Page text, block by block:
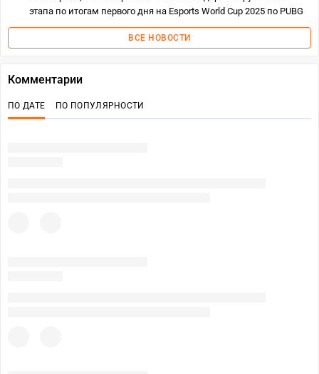
этапа по итогам первого дня на Esports World Cup 2025 по PUBG
ВСЕ НОВОСТИ
Комментарии
ПО ДАТЕ ПО ПОПУЛЯРНОСТИ